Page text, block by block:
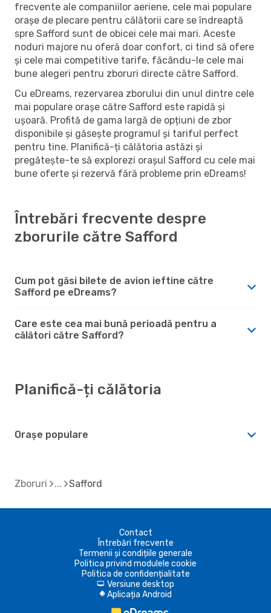
frecvente ale companiilor aeriene, cele mai populare
orașe de plecare pentru călătorii care se îndreaptă
spre Safford sunt de obicei cele mai mari. Aceste
noduri majore nu oferă doar confort, ci tind să ofere
și cele mai competitive tarife, făcându-le cele mai
bune alegeri pentru zboruri directe către Safford.
Cu eDreams, rezervarea zborului din unul dintre cele
mai populare orașe către Safford este rapidă și
ușoară. Profită de gama largă de opțiuni de zbor
disponibile și găsește programul și tariful perfect
pentru tine. Planifică-ți călătoria astăzi și
pregătește-te să explorezi orașul Safford cu cele mai
bune oferte și rezervă fără probleme prin eDreams!
Întrebări frecvente despre
zborurile către Safford
Cum pot găsi bilete de avion ieftine către
Safford pe eDreams?
Care este cea mai bună perioadă pentru a
călători către Safford?
Planifică-ți călătoria
Orașe populare
Zboruri Safford
Contact
Întrebări frecvente
Termenii și condițiile generale
Politica privind modulele cookie
Politica de confidențialitate
d Versiune desktop
A Aplicația Android